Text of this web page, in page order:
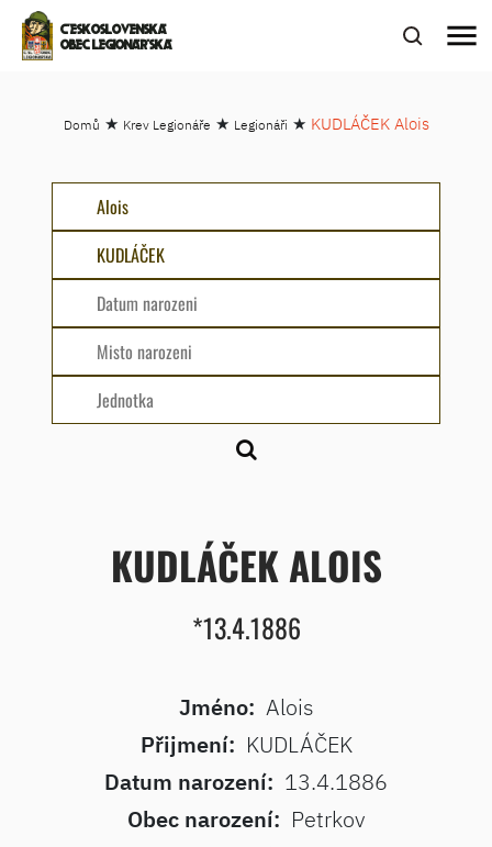
ČESKOSLOVENSKÁ
OBEC LEGIONÁŘSKÁ
menu
Domů ★ Krev Legionáře ★ Legionáři ★ KUDLÁČEK Alois
KUDLÁČEK ALOIS
*13.4.1886
Jméno: Alois
Přijmení: KUDLÁČEK
Datum narození: 13.4.1886
Obec narození: Petrkov